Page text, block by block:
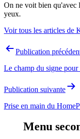
On ne voit bien qu'avec
yeux.
Voir tous les articles de
Navigation
l’article
Publication
Le champ du signe
Publication suivante
Prise en main du
Menu